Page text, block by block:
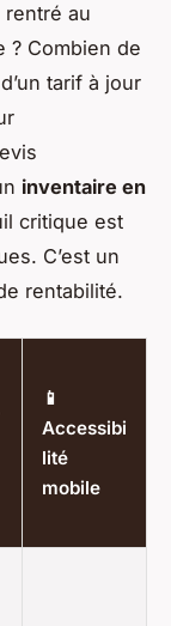
au
? Combien de
tarif à jour
inventaire en
critique est
C’est un
rentabilité.
📱
Accessibi
lité
mobile